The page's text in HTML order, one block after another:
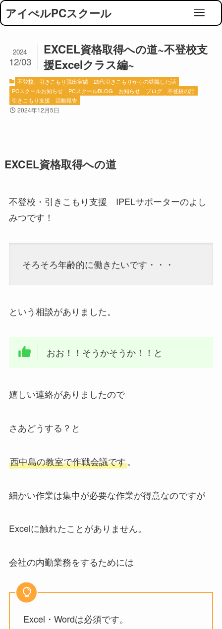
アイぺルPCスクール
EXCEL資格取得への道~不登校支
援Excelクラス編~
2024
12/03
不登校、引きこもり脱出実績
20代引きこもりからの就職した話
PCスクールお知らせ
PCスクールBLOG お知らせ ブログ
不登校の話
引きこもり支援
活動報告
2024年12月5日
EXCEL資格取得への道
不登校・引きこもり支援 IPELサポーターのよし
みつです！
そろそろ年齢的に働きたいです・・・
という相談がありました。
おお！！そうかそうか！！と
嬉しい連絡がありましたので
さあどうする？と
西中島の教室で作戦会議です。
細かい作業は集中が必要な作業が得意なのですが
Excelに触れたことがありません。
会社の内勤業務をするためには
Excel・Wordは必須です。